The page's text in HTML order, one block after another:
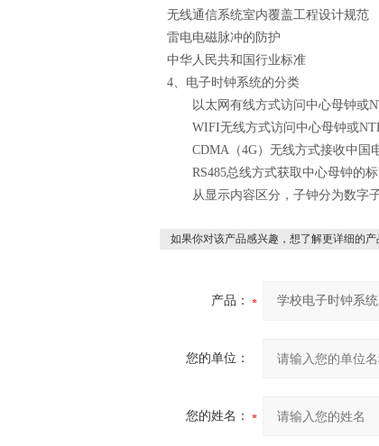
无线通信系统室内覆盖工程设计规范
雷电电磁脉冲的防护
中华人民共和国行业标准
4、电子时钟系统的分类
以太网有线方式访问中心母钟或
WIFI无线方式访问中心母钟或
CDMA（4G）无线方式接收中国
RS485总线方式获取中心母钟的
从显示内容区分，子钟分为数字
如果你对该产品感兴趣，想了解更详细的产
产品：
您的单位：
您的姓名：